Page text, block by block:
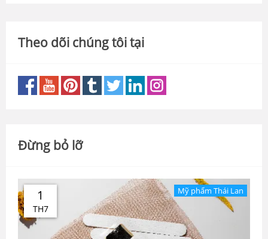
Theo dõi chúng tôi tại
Đừng bỏ lỡ
1
TH7
Mỹ phẩm Thái Lan